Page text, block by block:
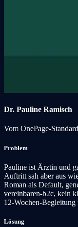
Dr. Pauline Ramisch
Vom OnePage-
Problem
Pauline ist Ärztin und
Auftritt sah aber aus
Roman als Default,
vereinbaren-b2c, kein
12-Wochen-Begleitung
Lösung